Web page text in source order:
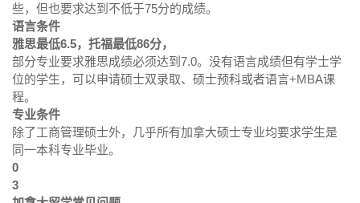
些，但也要求达到不低于75分的成绩。
语言条件
雅思最低6.5，托福最低86分，
部分专业要求雅思成绩必须达到7.0。没有语言成绩但有学士学
位的学生，可以申请硕士双录取、硕士预科或者语言+MBA课
程。
专业条件
除了工商管理硕士外，几乎所有加拿大硕士专业均要求学生是
同一本科专业毕业。
0
3